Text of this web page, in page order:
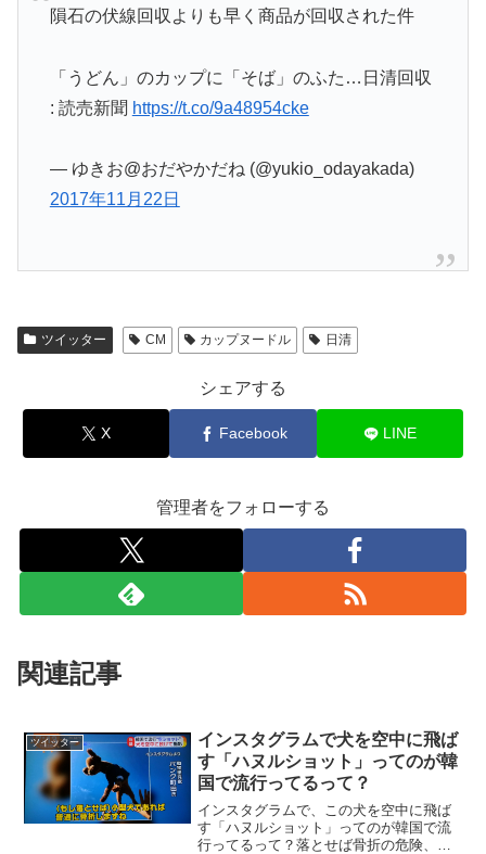
隕石の伏線回収よりも早く商品が回収された件
「うどん」のカップに「そば」のふた…日清回収
: 読売新聞 https://t.co/9a48954cke
— ゆきお@おだやかだね (@yukio_odayakada)
2017年11月22日
ツイッター CM カップヌードル 日清
シェアする
X Facebook LINE
管理者をフォローする
関連記事
ツイッター
インスタグラムで犬を空中に飛ば
す「ハヌルショット」ってのが韓
国で流行ってるって？
インスタグラムで、この犬を空中に飛ば
す「ハヌルショット」ってのが韓国で流
行ってるって？落とせば骨折の危険、食